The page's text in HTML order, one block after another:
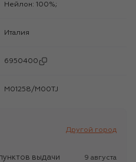
Нейлон: 100%;
Италия
6950400
M01258/M00TJ
Другой город
выдачи
9 августа